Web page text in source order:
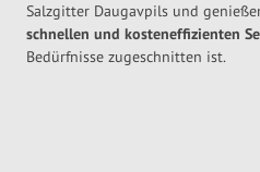
Salzgitter Daugavpils und
schnellen und kosteneffizienten
Bedürfnisse zugeschnitten ist.